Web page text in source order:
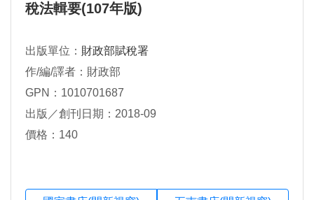
稅法輯要(107年版)
出版單位： 財政部賦稅署
作/編/譯者：財政部
GPN：1010701687
出版／創刊日期：2018-09
價格：140